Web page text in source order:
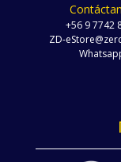
+56 9 7742
ZD-